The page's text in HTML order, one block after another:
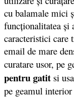
cu balamale mici
funcţionalitatea şi
caracteristici care
email de mare
curatare usor, pe
pentru gatit si
pe geamul